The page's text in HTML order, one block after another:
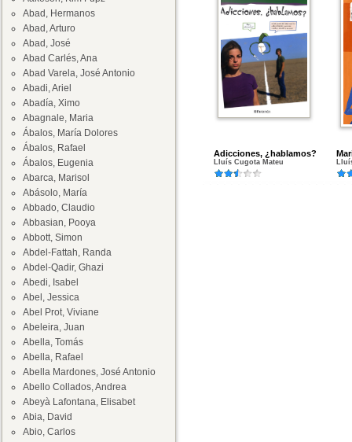
Abad, Hermanos
Abad, Arturo
Abad, José
Abad Carlés, Ana
Abad Varela, José Antonio
Abadi, Ariel
Abadía, Ximo
Abagnale, Maria
Ábalos, María Dolores
Ábalos, Rafael
Ábalos, Eugenia
Abarca, Marisol
Abásolo, María
Abbado, Claudio
Abbasian, Pooya
Abbott, Simon
Abdel-Fattah, Randa
Abdel-Qadir, Ghazi
Abedi, Isabel
Abel, Jessica
Abel Prot, Viviane
Abeleira, Juan
Abella, Tomás
Abella, Rafael
Abella Mardones, José Antonio
Abello Collados, Andrea
Abeyà Lafontana, Elisabet
Abia, David
Abio, Carlos
Adicciones, ¿hablamos?
Lluís Cugota Mateu